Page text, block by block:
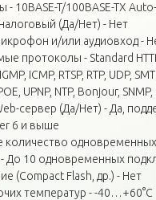
10BASE-T/100BASE-TX
(Да/Нет) - Нет
и/или аудиовход -
протоколы - Standard
ICMP, RTSP, RTP, UDP,
UPNP, NTP, Bonjour, SNMP,
сервер (Да/Нет) - Да,
6 и выше
количество
До 10 одновременных
(Compact Flash, др.) - Нет
температур - -40…+60°С